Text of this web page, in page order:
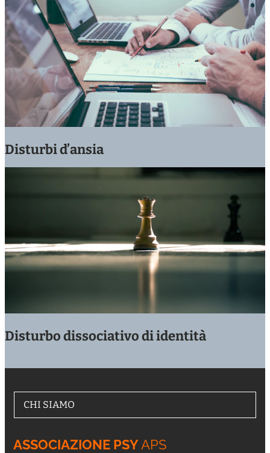
Disturbi d’ansia
Disturbo dissociativo di identità
CHI SIAMO
ASSOCIAZIONE PSYAPS